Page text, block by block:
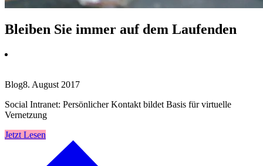
Bleiben Sie immer auf dem Laufenden
Blog8. August 2017
Social Intranet: Persönlicher Kontakt bildet Basis für virtuelle
Vernetzung
Jetzt Lesen